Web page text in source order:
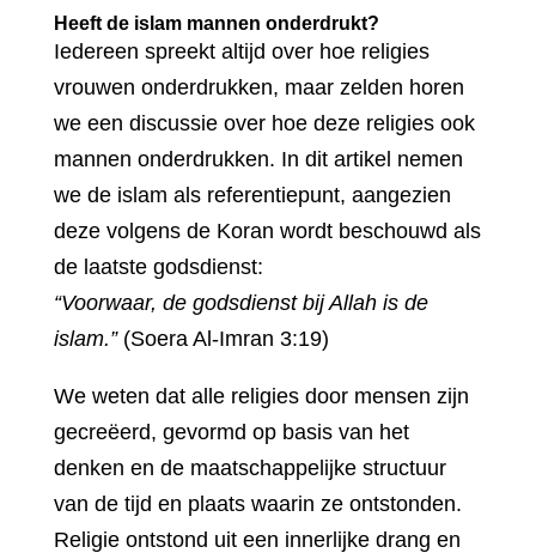
Heeft de islam mannen onderdrukt?
Iedereen spreekt altijd over hoe religies
vrouwen onderdrukken, maar zelden horen
we een discussie over hoe deze religies ook
mannen onderdrukken. In dit artikel nemen
we de islam als referentiepunt, aangezien
deze volgens de Koran wordt beschouwd als
de laatste godsdienst:
“Voorwaar, de godsdienst bij Allah is de
islam.”(Soera Al-Imran 3:19)
We weten dat alle religies door mensen zijn
gecreëerd, gevormd op basis van het
denken en de maatschappelijke structuur
van de tijd en plaats waarin ze ontstonden.
Religie ontstond uit een innerlijke drang en